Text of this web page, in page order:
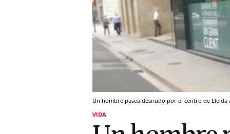
Un hombre pasea desnudo por el centro de Lleida
VIDA